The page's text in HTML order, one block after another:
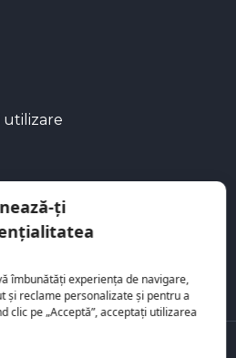
ți
îmbunătăți experiența de navigare,
și reclame personalizate și pentru a
clic pe „Acceptă”, acceptați utilizarea
utilizare